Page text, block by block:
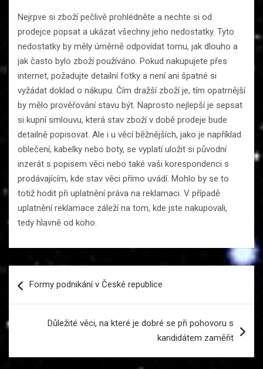
Nejrpve si zboží pečlivě prohlédněte a nechte si od
prodejce popsat a ukázat všechny jeho nedostatky. Tyto
nedostatky by měly úměrně odpovídat tomu, jak dlouho a
jak často bylo zboží používáno. Pokud nakupujete přes
internet, požadujte detailní fotky a není ani špatné si
vyžádat doklad o nákupu. Čím dražší zboží je, tím opatrnější
by mělo prověřování stavu být. Naprosto nejlepší je sepsat
si kupní smlouvu, která stav zboží v době prodeje bude
detailně popisovat. Ale i u věcí běžnějších, jako je například
oblečení, kabelky nebo boty, se vyplatí uložit si původní
inzerát s popisem věci nebo také vaši korespondenci s
prodávajícím, kde stav věci přímo uvádí. Mohlo by se to
totiž hodit při uplatnění práva na reklamaci. V případě
uplatnění reklamace záleží na tom, kde jste nakupovali,
tedy hlavně od koho.
proFormy podnikání v České republice
Důležité věci, na které je dobré se při pohovoru s
kandidátem zaměřit